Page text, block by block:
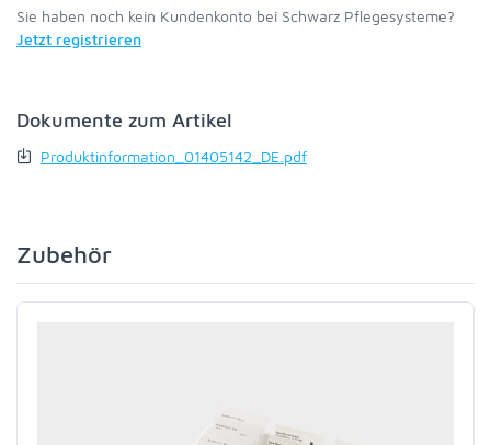
Sie haben noch kein Kundenkonto bei Schwarz Pflegesysteme?
Jetzt registrieren
Dokumente zum Artikel
Produktinformation_01405142_DE.pdf
Zubehör